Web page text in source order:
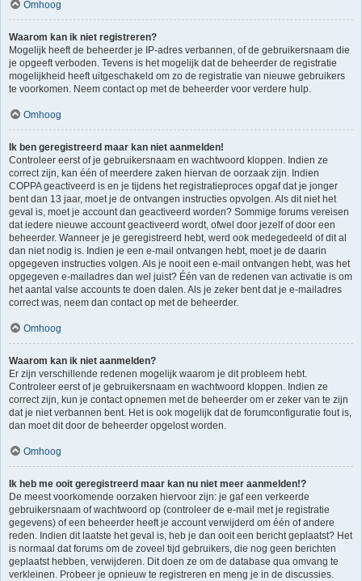
Omhoog
Waarom kan ik niet registreren?
Mogelijk heeft de beheerder je IP-adres verbannen, of de gebruikersnaam die
je opgeeft verboden. Tevens is het mogelijk dat de beheerder de registratie
mogelijkheid heeft uitgeschakeld om zo de registratie van nieuwe gebruikers
te voorkomen. Neem contact op met de beheerder voor verdere hulp.
Omhoog
Ik ben geregistreerd maar kan niet aanmelden!
Controleer eerst of je gebruikersnaam en wachtwoord kloppen. Indien ze
correct zijn, kan één of meerdere zaken hiervan de oorzaak zijn. Indien
COPPA geactiveerd is en je tijdens het registratieproces opgaf dat je jonger
bent dan 13 jaar, moet je de ontvangen instructies opvolgen. Als dit niet het
geval is, moet je account dan geactiveerd worden? Sommige forums vereisen
dat iedere nieuwe account geactiveerd wordt, ofwel door jezelf of door een
beheerder. Wanneer je je geregistreerd hebt, werd ook medegedeeld of dit al
dan niet nodig is. Indien je een e-mail ontvangen hebt, moet je de daarin
opgegeven instructies volgen. Als je nooit een e-mail ontvangen hebt, was het
opgegeven e-mailadres dan wel juist? Één van de redenen van activatie is om
het aantal valse accounts te doen dalen. Als je zeker bent dat je e-mailadres
correct was, neem dan contact op met de beheerder.
Omhoog
Waarom kan ik niet aanmelden?
Er zijn verschillende redenen mogelijk waarom je dit probleem hebt.
Controleer eerst of je gebruikersnaam en wachtwoord kloppen. Indien ze
correct zijn, kun je contact opnemen met de beheerder om er zeker van te zijn
dat je niet verbannen bent. Het is ook mogelijk dat de forumconfiguratie fout is,
dan moet dit door de beheerder opgelost worden.
Omhoog
Ik heb me ooit geregistreerd maar kan nu niet meer aanmelden!?
De meest voorkomende oorzaken hiervoor zijn: je gaf een verkeerde
gebruikersnaam of wachtwoord op (controleer de e-mail met je registratie
gegevens) of een beheerder heeft je account verwijderd om één of andere
reden. Indien dit laatste het geval is, heb je dan ooit een bericht geplaatst? Het
is normaal dat forums om de zoveel tijd gebruikers, die nog geen berichten
geplaatst hebben, verwijderen. Dit doen ze om de database qua omvang te
verkleinen. Probeer je opnieuw te registreren en meng je in de discussies.